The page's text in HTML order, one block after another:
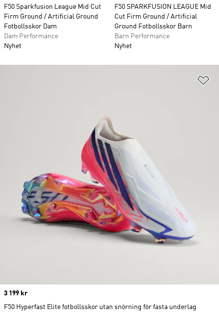
F50 Sparkfusion League Mid Cut
Firm Ground / Artificial Ground
Fotbollsskor Dam
Dam Performance
Nyhet
F50 SPARKFUSION LEAGUE Mid
Cut Firm Ground / Artificial
Ground Fotbollsskor Barn
Barn Performance
Nyhet
Price
3 199 kr
F50 Hyperfast Elite fotbollsskor utan snörning för fasta underlag